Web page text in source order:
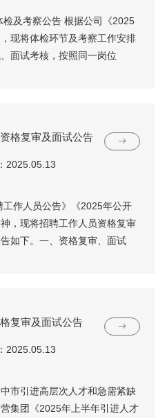
及考察公告 根据公司《2025
现将体检环节及考察工作安排
面试考核，按照同一岗位
格复审及面试公告
2025.05.13
作人员公告》《2025年公开
，现将招聘工作人员资格复审
如下。一、资格复审、面试
复审及面试公告
2025.05.13
市引进高层次人才和急需紧缺
集团《2025年上半年引进人才